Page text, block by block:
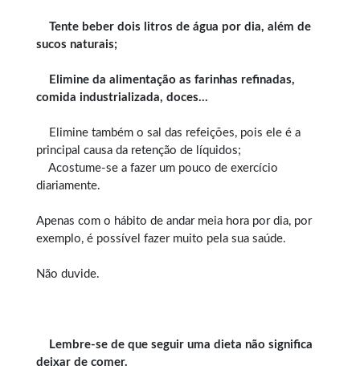
Tente beber dois litros de água por dia, além de
sucos naturais;
Elimine da alimentação as farinhas refinadas,
comida industrializada, doces…
Elimine também o sal das refeições, pois ele é a
principal causa da retenção de líquidos;
Acostume-se a fazer um pouco de exercício
diariamente.
Apenas com o hábito de andar meia hora por dia, por
exemplo, é possível fazer muito pela sua saúde.
Não duvide.
Lembre-se de que seguir uma dieta não significa
deixar de comer.